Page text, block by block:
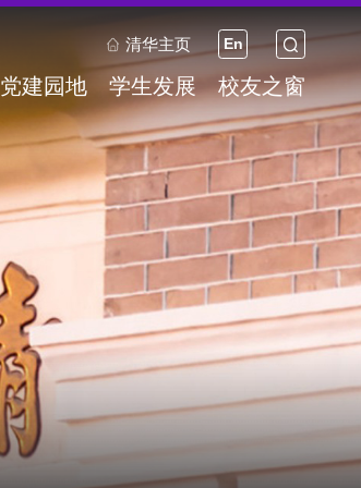
清华主页 En
党建园地 学生发展 校友之窗